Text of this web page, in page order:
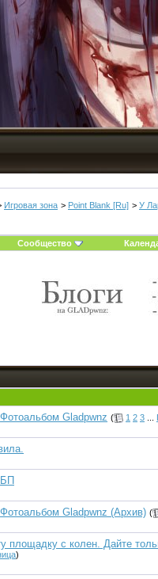
Игровая зона > Point Blank [Ru] > У
Сообщество
Фотоальбом Gladpwnz ( 1 2 3...
Фотоальбом Gladpwnz (Архив) (
площадку с колен. Дайте
)